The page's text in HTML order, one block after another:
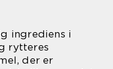
ingrediens i
rytteres
der er